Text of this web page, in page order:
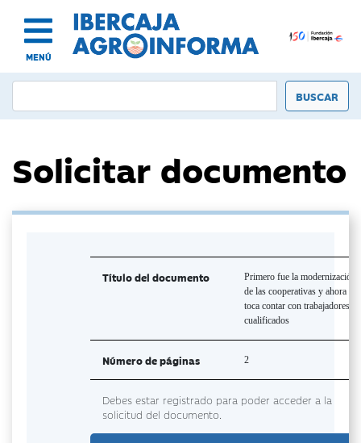
MENÚ
Solicitar documento
Título del documento
Primero fue la modernización
de las cooperativas y ahora
toca contar con trabajadores
cualificados
Número de páginas 2
Debes estar registrado para poder acceder a la
solicitud del documento.